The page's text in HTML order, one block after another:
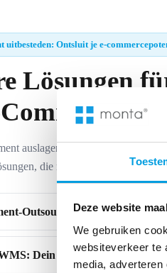
Deze website
We gebruiken
websiteverkeer te
media,
uitbesteden: Ontsluit je e-
Lösungen
auslagern oder dein eigenes
die mit deinem Business
Outsourcing, das dein
Dein Lager, digital